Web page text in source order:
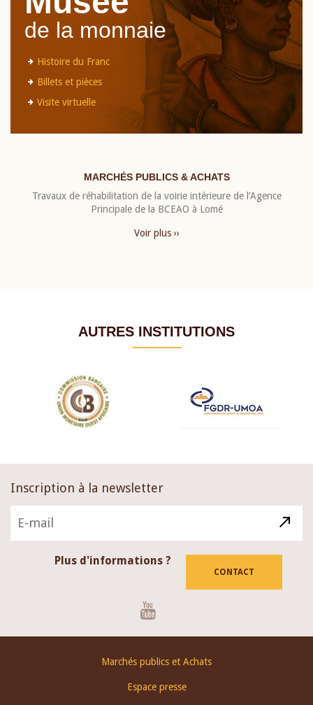
de la monnaie
Histoire du Franc
Billets et pièces
Visite virtuelle
MARCHÉS PUBLICS & ACHATS
Travaux de réhabilitation de la voirie intérieure de l’Agence
Principale de la BCEAO à Lomé
Voir plus ››
AUTRES INSTITUTIONS
Inscription à la newsletter
Plus d'informations ?
CONTACT
Marchés publics et Achats
Espace presse